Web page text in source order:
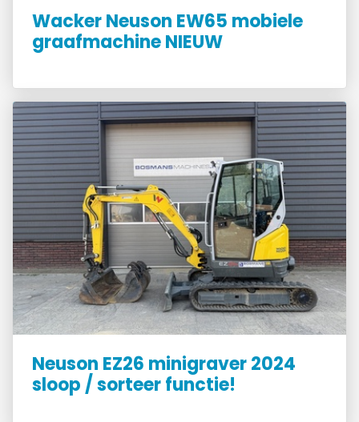
Wacker Neuson EW65 mobiele
graafmachine NIEUW
Neuson EZ26 minigraver 2024
sloop / sorteer functie!